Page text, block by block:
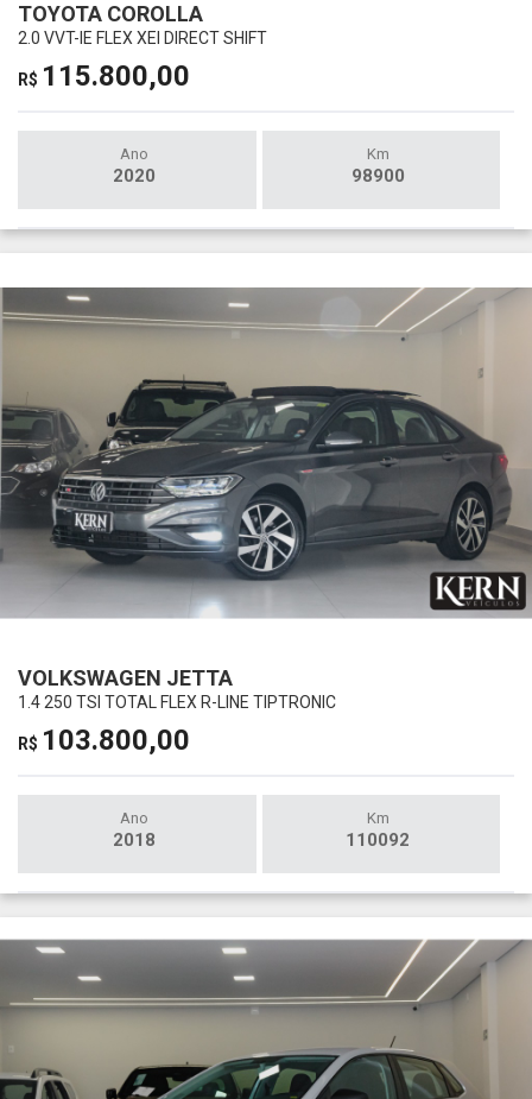
TOYOTA COROLLA
2.0 VVT-IE FLEX XEI DIRECT SHIFT
R$ 115.800,00
Ano
2020
Km
98900
VOLKSWAGEN JETTA
1.4 250 TSI TOTAL FLEX R-LINE TIPTRONIC
R$ 103.800,00
Ano
2018
Km
110092